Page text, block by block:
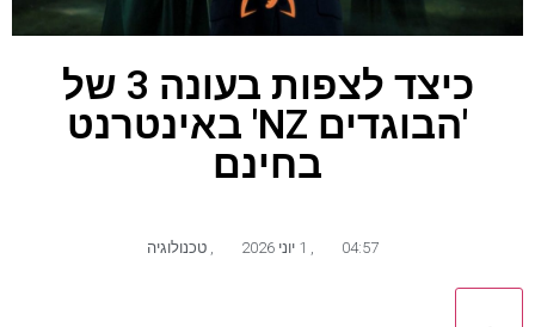
כיצד לצפות בעונה 3 של
'הבוגדים NZ' באינטרנט
בחינם
04:57 טכנולוגיה